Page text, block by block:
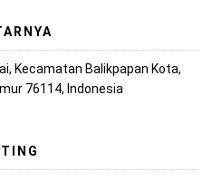
Kecamatan Balikpapan Kota,
76114, Indonesia